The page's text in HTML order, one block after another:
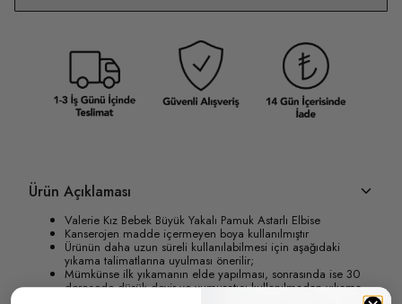
Ürün Açıklaması
Valerie Kız Bebek Büyük Yakalı Pamuk Astarlı Elbise
Kanserojen madde içermeyen boya kullanılmıştır
Ürünün daha uzun süreli kullanılabilmesi için aşağıdaki
yıkama talimatlarına uyulması önerilir;
Mümkünse ilk yıkamanın elde yapılması, sonrasında ise 30
derecede düşük devir ve yumuşatıcı kullanılmadan yıkama